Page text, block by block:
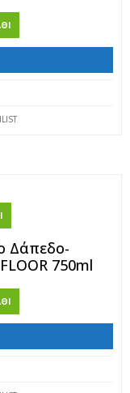
Δάπεδο-
750ml